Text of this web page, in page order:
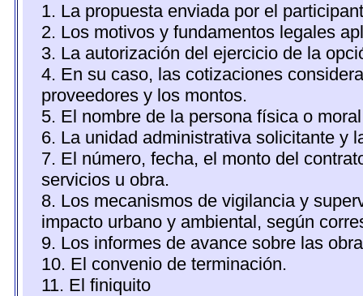
1. La propuesta enviada por el
2. Los motivos y fundamentos legales
3. La autorización del ejercicio de la
4. En su caso, las cotizaciones
proveedores y los montos.
5. El nombre de la persona física o
6. La unidad administrativa solicitante y
7. El número, fecha, el monto del
servicios u obra.
8. Los mecanismos de vigilancia y
impacto urbano y ambiental, según
9. Los informes de avance sobre las
10. El convenio de terminación.
11. El finiquito